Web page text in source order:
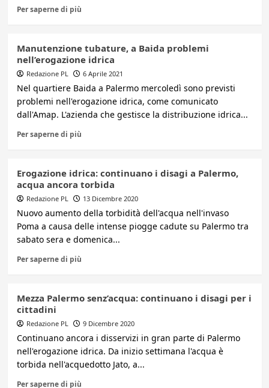
Per saperne di più
Manutenzione tubature, a Baida problemi
nell’erogazione idrica
Redazione PL 6 Aprile 2021
Nel quartiere Baida a Palermo mercoledì sono previsti
problemi nell'erogazione idrica, come comunicato
dall'Amap. L'azienda che gestisce la distribuzione idrica...
Per saperne di più
Erogazione idrica: continuano i disagi a Palermo,
acqua ancora torbida
Redazione PL 13 Dicembre 2020
Nuovo aumento della torbidità dell'acqua nell'invaso
Poma a causa delle intense piogge cadute su Palermo tra
sabato sera e domenica...
Per saperne di più
Mezza Palermo senz’acqua: continuano i disagi per i
cittadini
Redazione PL 9 Dicembre 2020
Continuano ancora i disservizi in gran parte di Palermo
nell'erogazione idrica. Da inizio settimana l'acqua è
torbida nell'acquedotto Jato, a...
Per saperne di più